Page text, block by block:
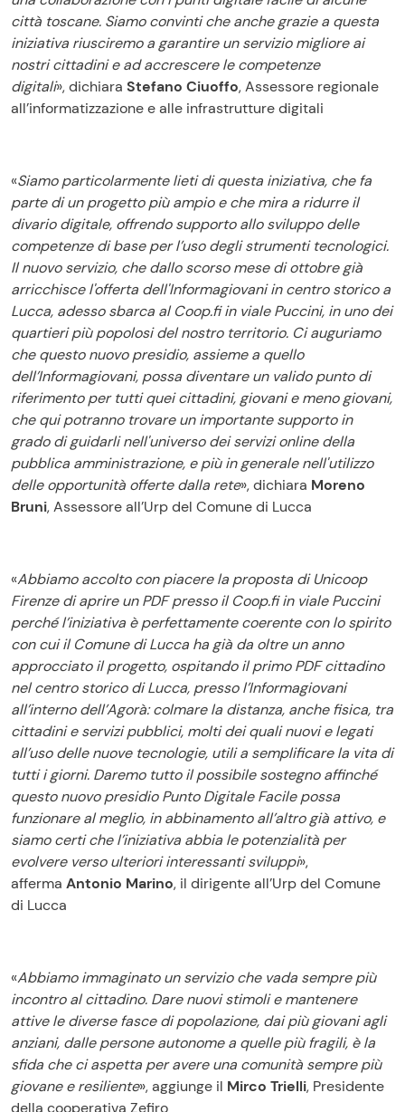
città toscane. Siamo convinti che anche grazie a questa
iniziativa riusciremo a garantire un servizio migliore ai
nostri cittadini e ad accrescere le competenze
digitali»,dichiara Stefano Ciuoffo,Assessore regionale
all’informatizzazione e alle infrastrutture digitali
«Siamo particolarmente lieti di questa iniziativa, che fa
parte di un progetto più ampio e che mira a ridurre il
divario digitale, offrendo supporto allo sviluppo delle
competenze di base per l’uso degli strumenti tecnologici.
Il nuovo servizio, che dallo scorso mese di ottobre già
arricchisce l'offerta dell'Informagiovani in centro storico a
Lucca, adesso sbarca al Coop.fi in viale Puccini, in uno dei
quartieri più popolosi del nostro territorio. Ci auguriamo
che questo nuovo presidio, assieme a quello
dell’Informagiovani, possa diventare un valido punto di
riferimento per tutti quei cittadini, giovani e meno giovani,
che qui potranno trovare un importante supporto in
grado di guidarli nell'universo dei servizi online della
pubblica amministrazione, e più in generale nell'utilizzo
delle opportunità offerte dalla rete»,dichiara Moreno
Bruni, Assessore all’Urp del Comune di Lucca
«Abbiamo accolto con piacere la proposta di Unicoop
Firenze di aprire un PDF presso il Coop.fi in viale Puccini
perché l’iniziativa è perfettamente coerente con lo spirito
con cui il Comune di Lucca ha già da oltre un anno
approcciato il progetto, ospitando il primo PDF cittadino
nel centro storico di Lucca, presso l’Informagiovani
all’interno dell’Agorà: colmare la distanza, anche fisica, tra
cittadini e servizi pubblici, molti dei quali nuovi e legati
all’uso delle nuove tecnologie, utili a semplificare la vita di
tutti i giorni. Daremo tutto il possibile sostegno affinché
questo nuovo presidio Punto Digitale Facile possa
funzionare al meglio, in abbinamento all’altro già attivo, e
siamo certi che l’iniziativa abbia le potenzialità per
evolvere verso ulteriori interessanti sviluppi»,
afferma Antonio Marino, il dirigente all’Urp del Comune
di Lucca
«Abbiamo immaginato un servizio che vada sempre più
incontro al cittadino. Dare nuovi stimoli e mantenere
attive le diverse fasce di popolazione, dai più giovani agli
anziani, dalle persone autonome a quelle più fragili, è la
sfida che ci aspetta per avere una comunità sempre più
giovane e resiliente», aggiunge il Mirco Trielli, Presidente
della cooperativa Zefiro